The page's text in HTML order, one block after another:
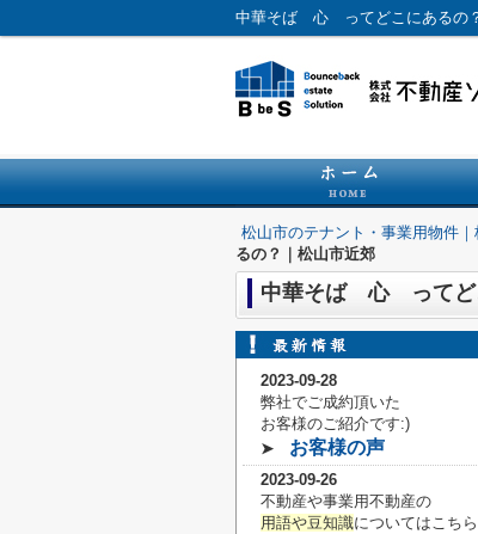
中華そば 心 ってどこにあるの？
松山市のテナント・事業用物件
るの？｜松山市近郊
中華そば 心 ってど
2023-09-28
弊社でご成約頂いた
お客様のご紹介です:)
➤
お客様の声
2023-09-26
不動産や事業用不動産の
用語や豆知識についてはこちら